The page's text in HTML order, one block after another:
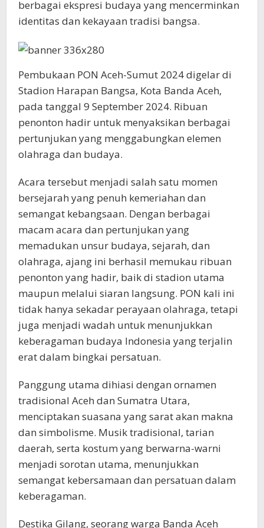
berbagai ekspresi budaya yang mencerminkan
identitas dan kekayaan tradisi bangsa.
Pembukaan PON Aceh-Sumut 2024 digelar di
Stadion Harapan Bangsa, Kota Banda Aceh,
pada tanggal 9 September 2024. Ribuan
penonton hadir untuk menyaksikan berbagai
pertunjukan yang menggabungkan elemen
olahraga dan budaya.
Acara tersebut menjadi salah satu momen
bersejarah yang penuh kemeriahan dan
semangat kebangsaan. Dengan berbagai
macam acara dan pertunjukan yang
memadukan unsur budaya, sejarah, dan
olahraga, ajang ini berhasil memukau ribuan
penonton yang hadir, baik di stadion utama
maupun melalui siaran langsung. PON kali ini
tidak hanya sekadar perayaan olahraga, tetapi
juga menjadi wadah untuk menunjukkan
keberagaman budaya Indonesia yang terjalin
erat dalam bingkai persatuan.
Panggung utama dihiasi dengan ornamen
tradisional Aceh dan Sumatra Utara,
menciptakan suasana yang sarat akan makna
dan simbolisme. Musik tradisional, tarian
daerah, serta kostum yang berwarna-warni
menjadi sorotan utama, menunjukkan
semangat kebersamaan dan persatuan dalam
keberagaman.
Destika Gilang, seorang warga Banda Aceh